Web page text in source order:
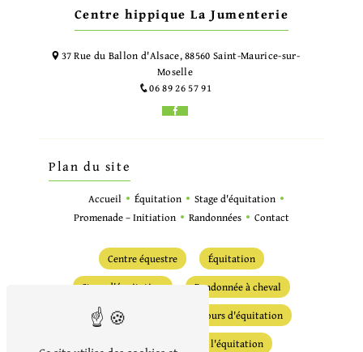
Centre hippique La Jumenterie
37 Rue du Ballon d'Alsace, 88560 Saint-Maurice-sur-
Moselle
06 89 26 57 91
Plan du site
Accueil Équitation
Stage d'équitation
Promenade – Initiation
Randonnées Contact
Centre équestre
Équitation
Stage d'équitation
Randonnée à cheval
Randonnée équestre
Cours d'équitation
Écurie
Initiation à l'équitation